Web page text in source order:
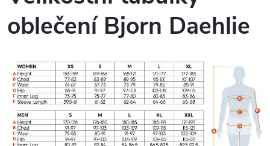
oblečení Bjorn Daehlie